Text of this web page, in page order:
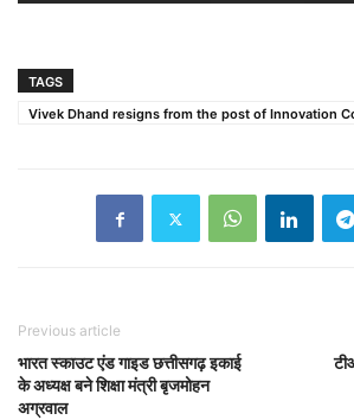
TAGS
Vivek Dhand resigns from the post of Innovation
Previous article
भारत स्काउट एंड गाइड छत्तीसगढ़ इकाई
के अध्यक्ष बने शिक्षा मंत्री बृजमोहन
अग्रवाल